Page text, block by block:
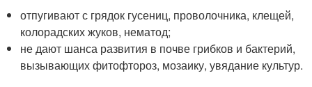
отпугивают с грядок гусениц, проволочника, клещей,
колорадских жуков, нематод;
не дают шанса развития в почве грибков и бактерий,
вызывающих фитофтороз, мозаику, увядание культур.